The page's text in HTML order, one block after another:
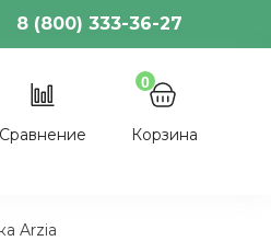
8 (800) 333-36-27
Сравнение
0
Корзина
Arzia